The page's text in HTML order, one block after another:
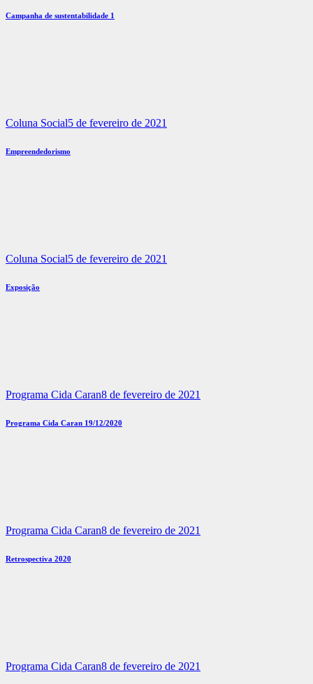
Campanha de sustentabilidade 1
Coluna Social5 de fevereiro de 2021
Empreendedorismo
Coluna Social5 de fevereiro de 2021
Exposição
Programa Cida Caran8 de fevereiro de 2021
Programa Cida Caran 19/12/2020
Programa Cida Caran8 de fevereiro de 2021
Retrospectiva 2020
Programa Cida Caran8 de fevereiro de 2021